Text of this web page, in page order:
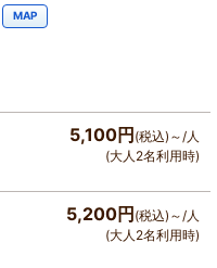
MAP
5,100円 (税込)～/人
(大人2名利用時)
5,200円 (税込)～/人
(大人2名利用時)